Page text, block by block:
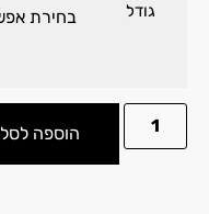
גודל
הוספה לסל